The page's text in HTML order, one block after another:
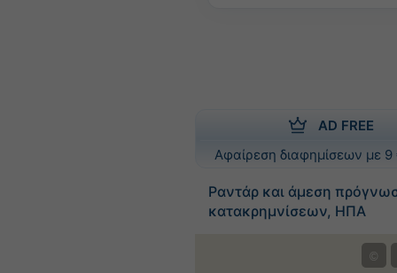
AD FREE
Αφαίρεση διαφημίσεων με 9
Ραντάρ και άμεση
κατακρημνίσεων, ΗΠΑ
©